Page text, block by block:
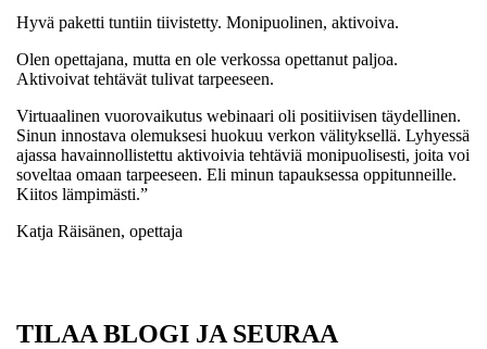
Hyvä paketti tuntiin tiivistetty. Monipuolinen, aktivoiva.
Olen opettajana, mutta en ole verkossa opettanut paljoa.
Aktivoivat tehtävät tulivat tarpeeseen.
Virtuaalinen vuorovaikutus webinaari oli positiivisen täydellinen.
Sinun innostava olemuksesi huokuu verkon välityksellä. Lyhyessä
ajassa havainnollistettu aktivoivia tehtäviä monipuolisesti, joita voi
soveltaa omaan tarpeeseen. Eli minun tapauksessa oppitunneille.
Kiitos lämpimästi.”
Katja Räisänen, opettaja
TILAA BLOGI JA SEURAA